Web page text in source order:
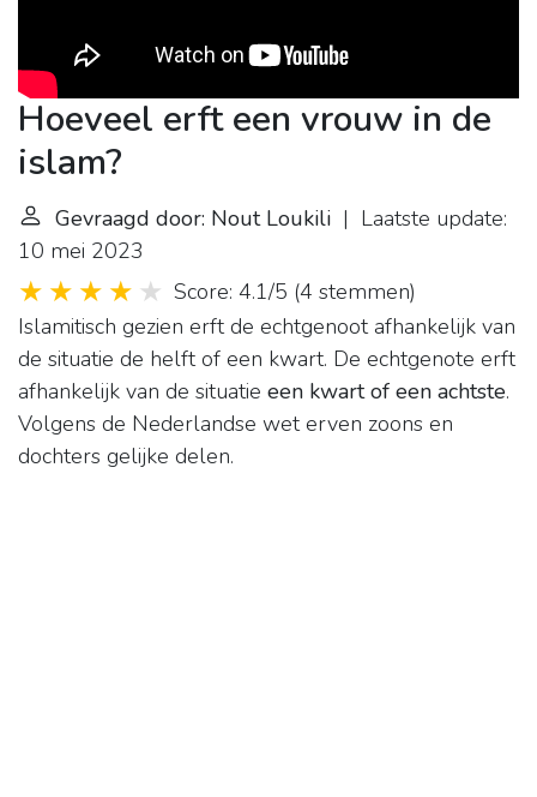
Hoeveel erft een vrouw in de
islam?
Gevraagd door: Nout Loukili | Laatste update:
10 mei 2023
Score: 4.1/5 (4 stemmen)
Islamitisch gezien erft de echtgenoot afhankelijk van
de situatie de helft of een kwart. De echtgenote erft
afhankelijk van de situatie een kwart of een achtste.
Volgens de Nederlandse wet erven zoons en
dochters gelijke delen.